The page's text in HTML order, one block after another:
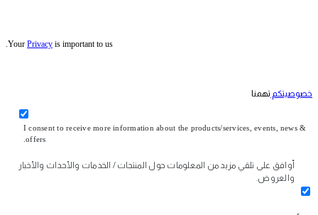
Your Privacy is important to us.
خصوصيتكم تهمنا
I consent to receive more information about the products/services, events, news &
offers.
أوافق على تلقي مزيد من المعلومات حول المنتجات / الخدمات والأحداث والأخبار
والعروض.